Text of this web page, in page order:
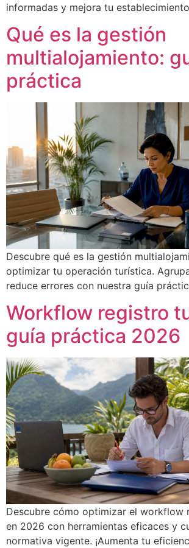
informadas y mejora tu
Qué es la gestión
multialojamiento:
práctica
Descubre qué es la gestión
optimizar tu operación turística.
reduce errores con nuestra guía
Workflow registro
guía práctica 2026
Descubre cómo optimizar el workflow
en 2026 con herramientas eficaces y
normativa vigente. ¡Aumenta tu